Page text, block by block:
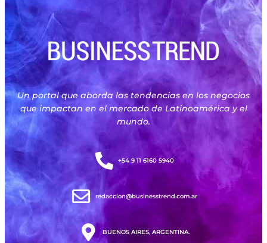
Un portal que aborda las tendencias en los negocios
que impactan en el mercado de Latinoamérica y el
mundo.
+54 9 11 6160 5940
redaccion@businesstrend.com.ar
BUENOS AIRES, ARGENTINA.